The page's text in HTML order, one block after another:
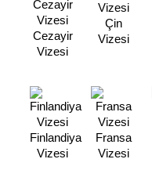
Cezayir
Vizesi
Çin
Vizesi
Finlandiya
Vizesi
Fransa
Vizesi